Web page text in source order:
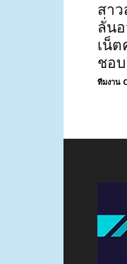
สาว
ลั่นอ
เน็
ชอบ
ทีมงาน